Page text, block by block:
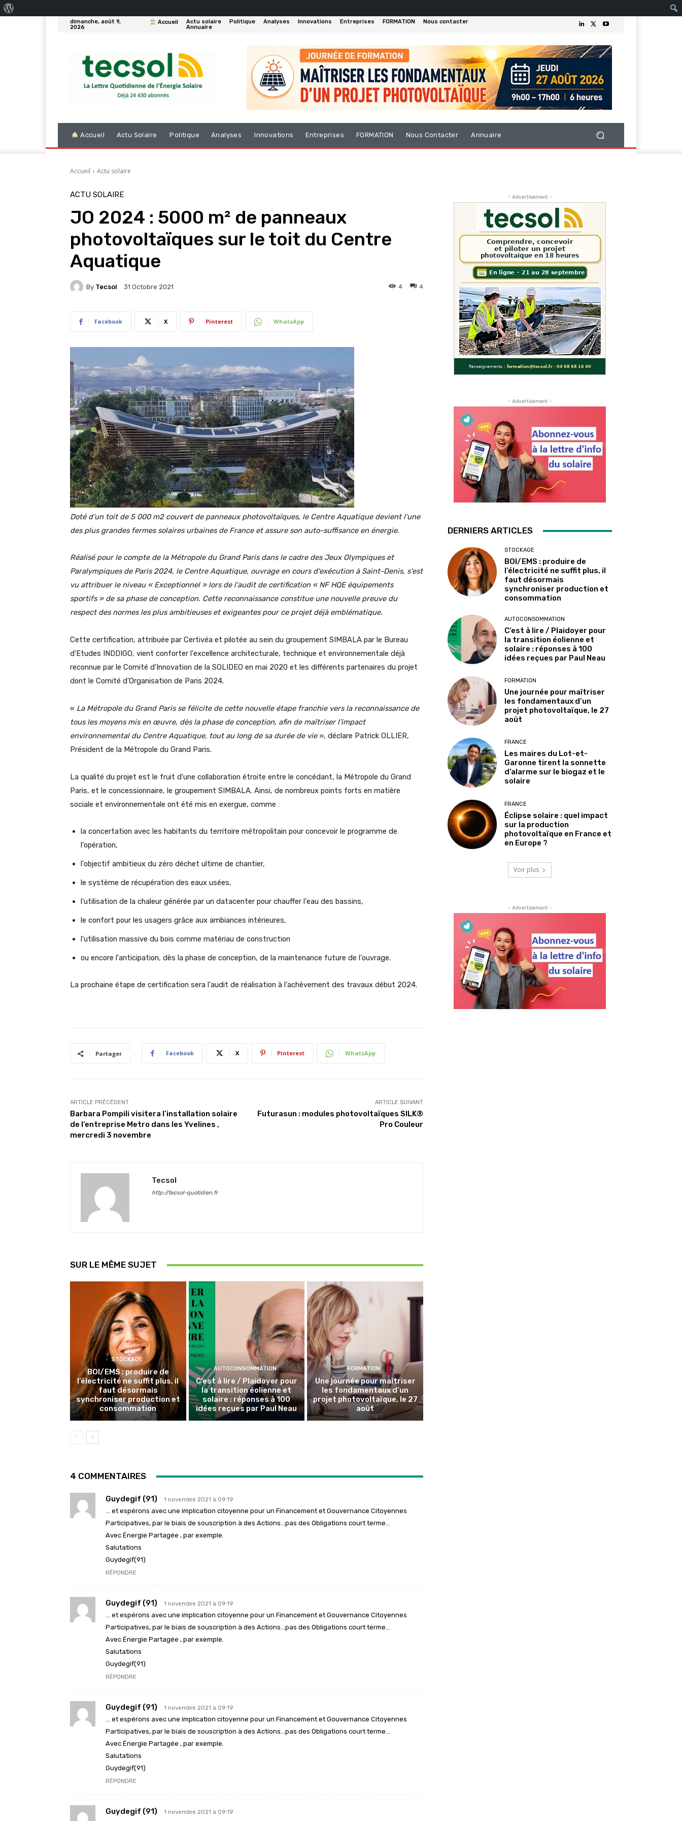
dimanche, août 9,
2026
Accueil Actu solaire Politique Analyses Innovations Entreprises FORMATION
Nous contacter
Annuaire
Accueil Actu Solaire Politique Analyses Innovations Entreprises FORMATION Nous Contacter Annuaire
Accueil Actu solaire
ACTU SOLAIRE
JO 2024 : 5000 m² de panneaux
photovoltaïques sur le toit du Centre
Aquatique
By Tecsol 31 Octobre 2021 4
4
Facebook X Pinterest WhatsApp
Doté d’un toit de 5 000 m2 couvert de panneaux photovoltaïques, le Centre Aquatique devient l’une
des plus grandes fermes solaires urbaines de France et assure son auto-suffisance en énergie.
Réalisé pour le compte de la Métropole du Grand Paris dans le cadre des Jeux Olympiques et
Paralympiques de Paris 2024, le Centre Aquatique, ouvrage en cours d'exécution à Saint-Denis, s'est
vu attribuer le niveau « Exceptionnel » lors de l'audit de certification « NF HQE équipements
sportifs» de sa phase de conception. Cette reconnaissance constitue une nouvelle preuve du
respect des normes les plus ambitieuses et exigeantes pour ce projet déjà emblématique.
Cette certification, attribuée par Certivéa et pilotée au sein du groupement SIMBALA par le Bureau
d'Etudes INDDIGO, vient conforter l'excellence architecturale, technique et environnementale déjà
reconnue par le Comité d'Innovation de la SOLIDEO en mai 2020 et les différents partenaires du projet
dont le Comité d'Organisation de Paris 2024.
« La Métropole du Grand Paris se félicite de cette nouvelle étape franchie vers la reconnaissance de
tous les moyens mis en œuvre, dès la phase de conception, afin de maîtriser l'impact
environnemental du Centre Aquatique, tout au long de sa durée de vie », déclare Patrick OLLIER,
Président de la Métropole du Grand Paris.
La qualité du projet est le fruit d'une collaboration étroite entre le concédant, la Métropole du Grand
Paris, et le concessionnaire, le groupement SIMBALA. Ainsi, de nombreux points forts en matière
sociale et environnementale ont été mis en exergue, comme :
la concertation avec les habitants du territoire métropolitain pour concevoir le programme de
l'opération,
l'objectif ambitieux du zéro déchet ultime de chantier,
le système de récupération des eaux usées,
l'utilisation de la chaleur générée par un datacenter pour chauffer l'eau des bassins,
le confort pour les usagers grâce aux ambiances intérieures,
l'utilisation massive du bois comme matériau de construction
ou encore l'anticipation, dès la phase de conception, de la maintenance future de l'ouvrage.
La prochaine étape de certification sera l'audit de réalisation à l'achèvement des travaux début 2024.
Partager Facebook X Pinterest WhatsApp
ARTICLE PRÉCÉDENT
Barbara Pompili visitera l’installation solaire
de l’entreprise Metro dans les Yvelines ,
mercredi 3 novembre
ARTICLE SUIVANT
Futurasun : modules photovoltaïques SILK®
Pro Couleur
Tecsol
http://tecsol-quotidien.fr
SUR LE MÊME SUJET
STOCKAGE
BOI/EMS : produire de
l’électricité ne suffit plus, il
faut désormais
synchroniser production et
consommation
AUTOCONSOMMATION
C’est à lire / Plaidoyer pour
la transition éolienne et
solaire : réponses à 100
idées reçues par Paul Neau
FORMATION
Une journée pour maîtriser
les fondamentaux d’un
projet photovoltaïque, le 27
août
4 COMMENTAIRES
Guydegif (91) 1 novembre 2021 à 09:19
… et espérons avec une implication citoyenne pour un Financement et Gouvernance Citoyennes
Participatives, par le biais de souscription à des Actions…pas des Obligations court terme…
Avec Énergie Partagée , par exemple.
Salutations
Guydegif(91)
RÉPONDRE
Guydegif (91) 1 novembre 2021 à 09:19
… et espérons avec une implication citoyenne pour un Financement et Gouvernance Citoyennes
Participatives, par le biais de souscription à des Actions…pas des Obligations court terme…
Avec Énergie Partagée , par exemple.
Salutations
Guydegif(91)
RÉPONDRE
Guydegif (91) 1 novembre 2021 à 09:19
… et espérons avec une implication citoyenne pour un Financement et Gouvernance Citoyennes
Participatives, par le biais de souscription à des Actions…pas des Obligations court terme…
Avec Énergie Partagée , par exemple.
Salutations
Guydegif(91)
RÉPONDRE
Guydegif (91) 1 novembre 2021 à 09:19
- Advertisement -
- Advertisement -
DERNIERS ARTICLES
STOCKAGE
BOI/EMS : produire de
l’électricité ne suffit plus, il
faut désormais
synchroniser production et
consommation
AUTOCONSOMMATION
C’est à lire / Plaidoyer pour
la transition éolienne et
solaire : réponses à 100
idées reçues par Paul Neau
FORMATION
Une journée pour maîtriser
les fondamentaux d’un
projet photovoltaïque, le 27
août
FRANCE
Les maires du Lot-et-
Garonne tirent la sonnette
d’alarme sur le biogaz et le
solaire
FRANCE
Éclipse solaire : quel impact
sur la production
photovoltaïque en France et
en Europe ?
Voir plus
- Advertisement -